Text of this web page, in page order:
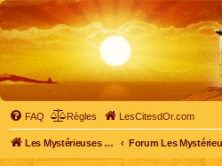
FAQ Règles LesCitesdOr.com
Les Mystérieuses Cités d'Or - LesCitesdOr.com